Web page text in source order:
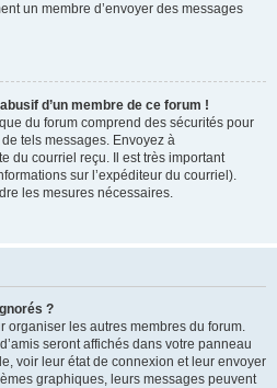
un membre d’envoyer des messages
d’un membre de ce forum !
du forum comprend des sécurités pour
tels messages. Envoyez à
du courriel reçu. Il est très important
sur l’expéditeur du courriel).
les mesures nécessaires.
?
organiser les autres membres du forum.
seront affichés dans votre panneau
voir leur état de connexion et leur envoyer
graphiques, leurs messages peuvent